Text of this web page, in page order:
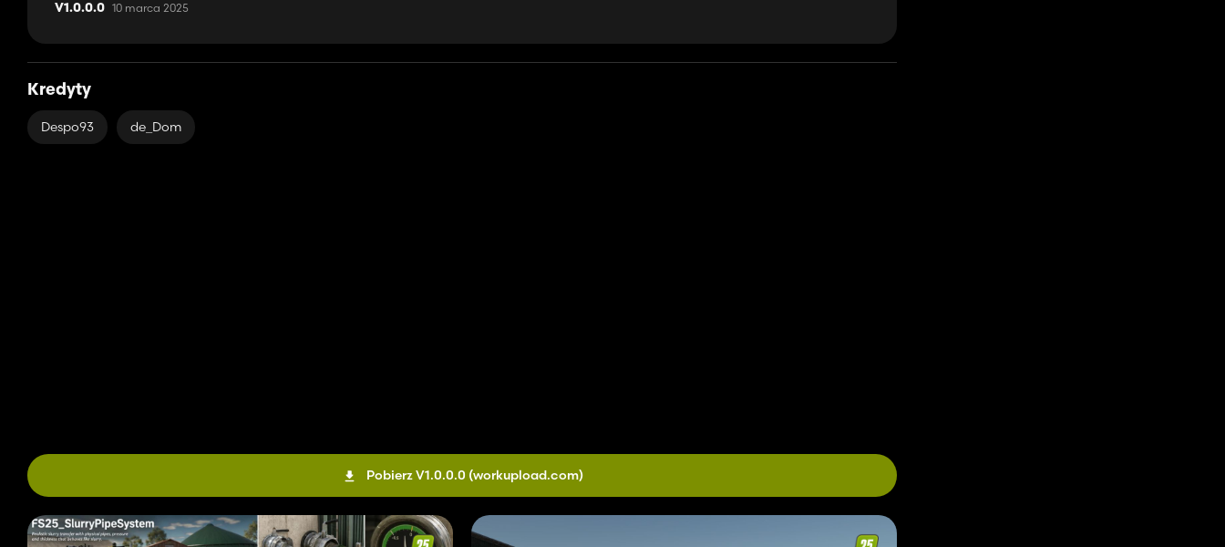
V1.0.0.0 10 marca 2025
Kredyty
Despo93 de_Dom
Pobierz V1.0.0.0 (workupload.com)